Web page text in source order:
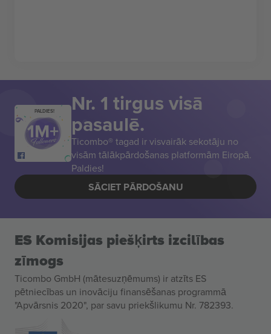
PALDIES! Nr. 1 tirgus visā
pasaulē.
Ticombo® tagad ir visvairāk sekotāju no
visām tālākpārdošanas platformām Eiropā.
Paldies!
SĀCIET PĀRDOŠANU
ES Komisijas piešķirts izcilības
zīmogs
Ticombo GmbH (mātesuzņēmums) ir atzīts ES
pētniecības un inovāciju finansēšanas programmā
"Apvārsnis 2020", par savu priekšlikumu Nr. 782393.